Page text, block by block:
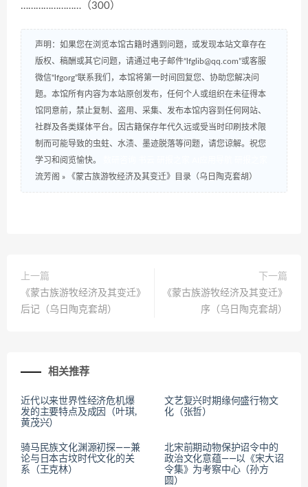
……………………（300）
声明：如果您在浏览本馆古籍时遇到问题，或发现本站文章存在
版权、稿酬或其它问题，请通过电子邮件“lfglib@qq.com”或客服
微信“lfgorg”联系我们，本馆将第一时间回复您、协助您解决问
题。本馆所有内容为本站原创发布，任何个人或组织在未征得本
馆同意前，禁止复制、盗用、采集、发布本馆内容到任何网站、
社群及各类媒体平台。因古籍保存年代久远或受当时印刷技术限
制而可能导致的虫蛀、水渍、墨迹脱落等问题，请您谅解。祝您
学习和阅览愉快。
流芳阁 » 《蒙古族游牧经济及其变迁》目录（乌日陶克套胡）
上一篇
《蒙古族游牧经济及其变迁》
后记（乌日陶克套胡）
下一篇
《蒙古族游牧经济及其变迁》
序（乌日陶克套胡）
相关推荐
近代以来世界性经济危机爆
发的主要特点及成因（叶琪,
黄茂兴）
文艺复兴时期缘何盛行物文
化（张哲）
骑马民族文化渊源初探——兼
论与日本古坟时代文化的关
系（王克林）
北宋前期动物保护诏令中的
政治文化意蕴——以《宋大诏
令集》为考察中心（孙方
圆）